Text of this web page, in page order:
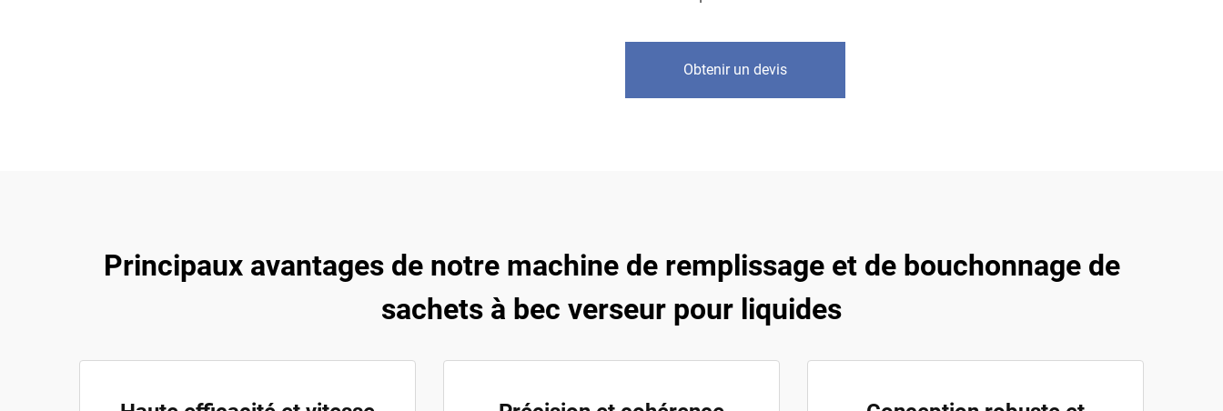
Obtenir un devis
Principaux avantages de notre machine de remplissage et de bouchonnage de
sachets à bec verseur pour liquides